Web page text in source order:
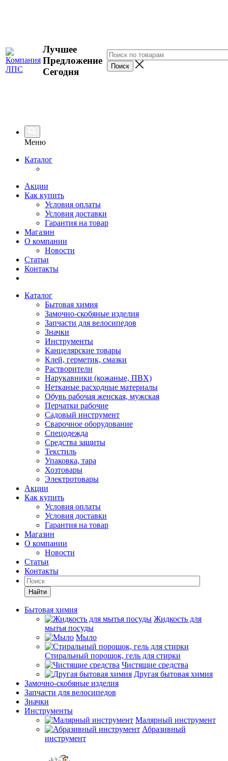
Лучшее
Предложение
Сегодня
Меню
Каталог
Акции
Как купить
Условия оплаты
Условия доставки
Гарантия на товар
Магазин
О компании
Новости
Статьи
Контакты
Каталог
Бытовая химия
Замочно-скобяные изделия
Запчасти для велосипедов
Значки
Инструменты
Канцелярские товары
Клей, герметик, смазки
Растворители
Нарукавники (кожаные, ПВХ)
Нетканые расходные материалы
Обувь рабочая женская, мужская
Перчатки рабочие
Садовый инструмент
Сварочное оборудование
Спецодежда
Средства защиты
Текстиль
Упаковка, тара
Хозтовары
Электротовары
Акции
Как купить
Условия оплаты
Условия доставки
Гарантия на товар
Магазин
О компании
Новости
Статьи
Контакты
Найти
Бытовая химия
Жидкость для
мытья посуды
Мыло
Стиральный порошок, гель для стирки
Чистящие средства
Другая бытовая химия
Замочно-скобяные изделия
Запчасти для велосипедов
Значки
Инструменты
Малярный инструмент
Абразивный
инструмент